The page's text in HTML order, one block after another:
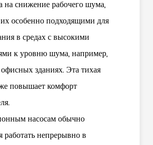
​​на снижение рабочего шума,
их особенно подходящими для
в средах с высокими
к уровню шума, например,
зданиях. Эта тихая
повышает комфорт
насосам обычно
работать непрерывно в